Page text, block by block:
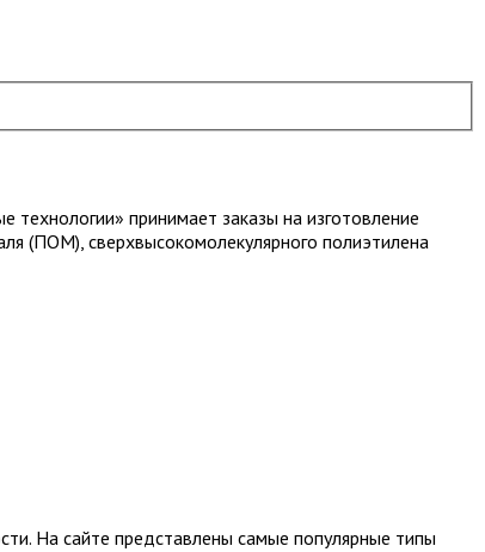
принимает заказы на изготовление
(ПОМ), сверхвысокомолекулярного полиэтилена
На сайте представлены самые популярные типы